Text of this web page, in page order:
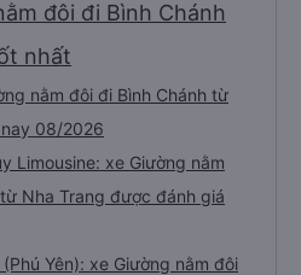
tôi hài lòng và sẽ tiếp tục sử dụng dịch
ty này cho các chuyến công tác, vì đây
rằng trong tương lai các tài xế sẽ
đặc biệt là vì tôi dự định sẽ đi tuyến
đôi đi Bình Chánh
nhất
nằm đôi đi Bình Chánh từ
08/2026
Limousine: xe Giường nằm
Nha Trang được đánh giá
Yên): xe Giường nằm đôi